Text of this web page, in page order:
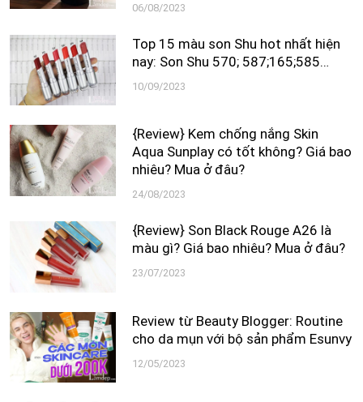
06/08/2023
Top 15 màu son Shu hot nhất hiện
nay: Son Shu 570; 587;165;585…
10/09/2023
{Review} Kem chống nắng Skin
Aqua Sunplay có tốt không? Giá bao
nhiêu? Mua ở đâu?
24/08/2023
{Review} Son Black Rouge A26 là
màu gì? Giá bao nhiêu? Mua ở đâu?
23/07/2023
Review từ Beauty Blogger: Routine
cho da mụn với bộ sản phẩm Esunvy
12/05/2023